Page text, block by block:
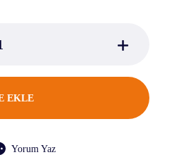
EKLE
Yorum Yaz